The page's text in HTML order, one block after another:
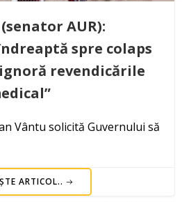
AUR):
spre colaps
revendicările
Vântu solicită Guvernului să
ARTICOL..